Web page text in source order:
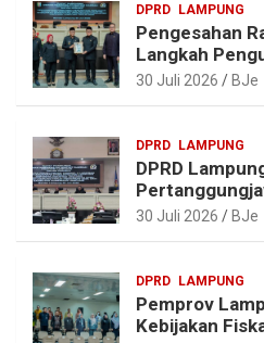
m
k
s
t
p
DPRD LAMPUNG
Pengesahan
Langkah
dan
30 Juli 2026 BJe
DPRD LAMPUNG
DPRD
Beri Sejumlah
30 Juli 2026 BJe
DPRD LAMPUNG
Pemprov
Kebijakan